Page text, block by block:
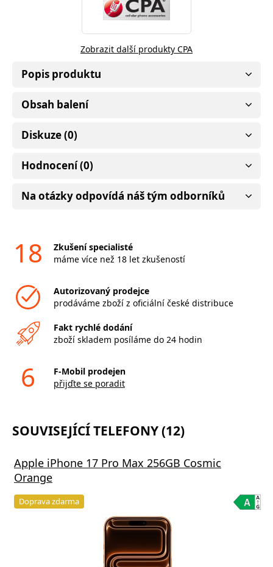
Zobrazit další produkty CPA
Popis produktu
Obsah balení
Diskuze (0)
Hodnocení (0)
Na otázky odpovídá náš tým odborníků
18
Zkušení specialisté
máme více než 18 let zkušeností
Autorizovaný prodejce
prodáváme zboží z oficiální české distribuce
Fakt rychlé dodání
zboží skladem posíláme do 24 hodin
6
F-Mobil prodejen
přijďte se poradit
SOUVISEJÍCÍ TELEFONY (12)
Apple iPhone 17 Pro Max 256GB Cosmic
Orange
Doprava zdarma